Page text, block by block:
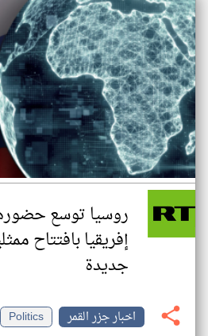
روسيا توسع
جديدة
اخبار جزر القمر
Politics